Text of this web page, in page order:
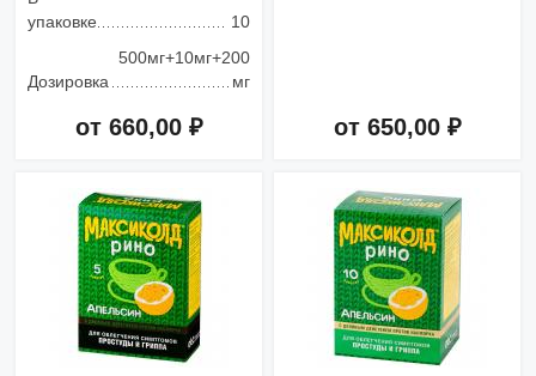
упаковке
10
Дозировка
500мг+10мг+200
мг
от 660,00 ₽ от 650,00 ₽